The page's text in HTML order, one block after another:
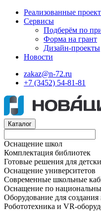
Реализованные
Сервисы
Подберём по
Форма на грант
Дизайн-проекты
Новости
zakaz@n-72.ru
+7 (3452) 54-81-81
Каталог
Оснащение школ
Комплектация библиотек
Готовые решения для
Оснащение университетов
Современные школьные
Оснащение по
Оборудование для создания
Робототехника и VR-